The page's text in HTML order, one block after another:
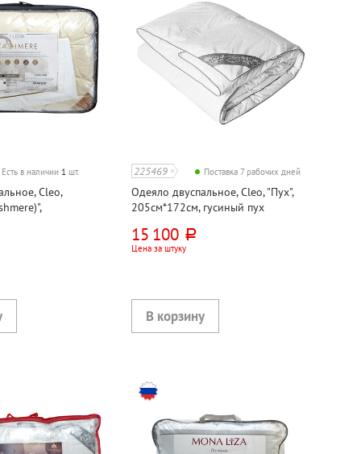
Есть в наличии 1 шт.
Cleo,
волокно,
225469 Поставка 7 рабочих дней
Одеяло двуспальное, Cleo, "Пух",
205см*172см, гусиный пух
15 100 руб.
Цена за штуку